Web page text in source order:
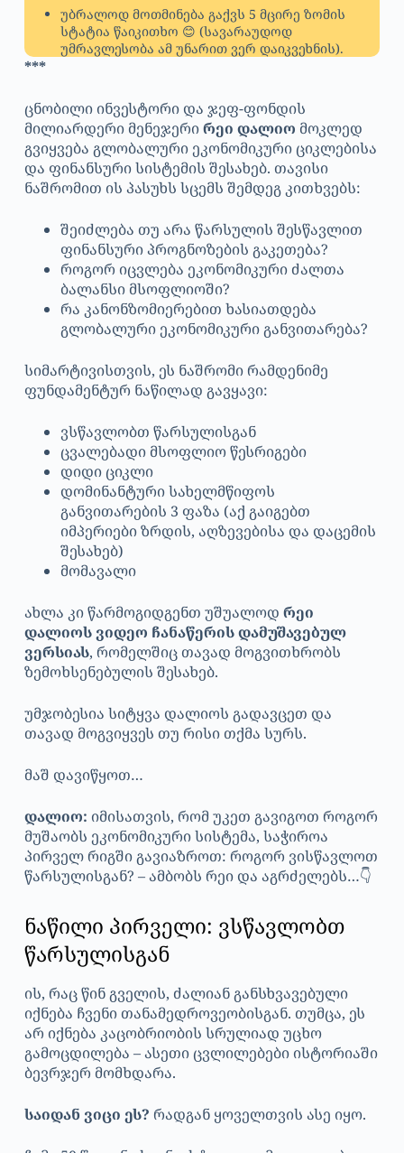
უბრალოდ მოთმინება გაქვს 5 მცირე ზომის
სტატია წაიკითხო 😊 (სავარაუდოდ
უმრავლესობა ამ უნარით ვერ დაიკვეხნის).
***
ცნობილი ინვესტორი და ჯეფ-ფონდის
მილიარდერი მენეჯერირეი დალიო მოკლედ
გვიყვება გლობალური ეკონომიკური ციკლებისა
და ფინანსური სისტემის შესახებ. თავისი
ნაშრომით ის პასუხს სცემს შემდეგ კითხვებს:
შეიძლება თუ არა წარსულის შესწავლით
ფინანსური პროგნოზების გაკეთება?
როგორ იცვლება ეკონომიკური ძალთა
ბალანსი მსოფლიოში?
რა კანონზომიერებით ხასიათდება
გლობალური ეკონომიკური განვითარება?
სიმარტივისთვის, ეს ნაშრომი რამდენიმე
ფუნდამენტურ ნაწილად გავყავი:
ვსწავლობთ წარსულისგან
ცვალებადი მსოფლიო წესრიგები
დიდი ციკლი
დომინანტური სახელმწიფოს
განვითარების 3 ფაზა (აქ გაიგებთ
იმპერიები ზრდის, აღზევებისა და დაცემის
შესახებ)
მომავალი
ახლა კი წარმოგიდგენთ უშუალოდ რეი
დალიოს ვიდეო ჩანაწერის დამუშავებულ
ვერსიას, რომელშიც თავად მოგვითხრობს
ზემოხსენებულის შესახებ.
უმჯობესია სიტყვა დალიოს გადავცეთ და
თავად მოგვიყვეს თუ რისი თქმა სურს.
მაშ დავიწყოთ…
დალიო: იმისათვის, რომ უკეთ გავიგოთ როგორ
მუშაობს ეკონომიკური სისტემა, საჭიროა
პირველ რიგში გავიაზროთ: როგორ ვისწავლოთ
წარსულისგან? – ამბობს რეი და აგრძელებს…👇
ნაწილი პირველი: ვსწავლობთ
წარსულისგან
ის, რაც წინ გველის, ძალიან განსხვავებული
იქნება ჩვენი თანამედროვეობისგან. თუმცა, ეს
არ იქნება კაცობრიობის სრულიად უცხო
გამოცდილება – ასეთი ცვლილებები ისტორიაში
ბევრჯერ მომხდარა.
საიდან ვიცი ეს? რადგან ყოველთვის ასე იყო.